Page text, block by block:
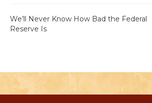
We’ll Never Know How Bad the Federal
Reserve Is